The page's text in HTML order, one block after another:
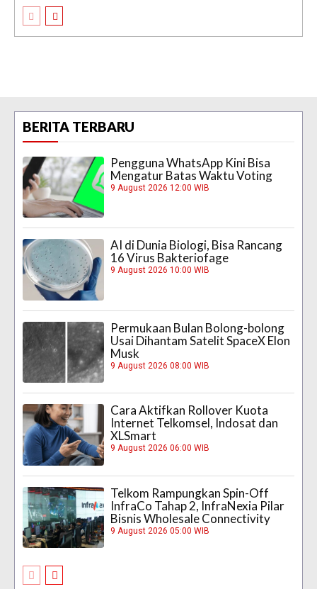
BERITA TERBARU
Pengguna WhatsApp Kini Bisa
Mengatur Batas Waktu Voting
9 August 2026 12:00 WIB
AI di Dunia Biologi, Bisa Rancang
16 Virus Bakteriofage
9 August 2026 10:00 WIB
Permukaan Bulan Bolong-bolong
Usai Dihantam Satelit SpaceX Elon
Musk
9 August 2026 08:00 WIB
Cara Aktifkan Rollover Kuota
Internet Telkomsel, Indosat dan
XLSmart
9 August 2026 06:00 WIB
Telkom Rampungkan Spin-Off
InfraCo Tahap 2, InfraNexia Pilar
Bisnis Wholesale Connectivity
9 August 2026 05:00 WIB